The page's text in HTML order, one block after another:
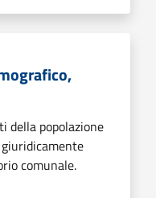
della popolazione
comunale.